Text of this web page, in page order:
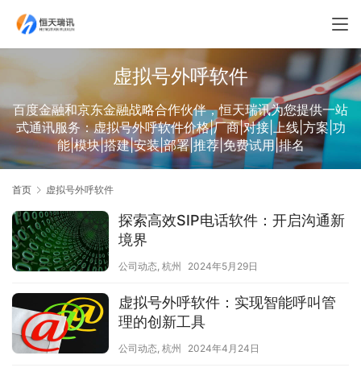
虚拟号外呼软件
百度金融和京东金融战略合作伙伴，恒天瑞讯为您提供一站
式通讯服务：虚拟号外呼软件价格|厂商|对接|上线|方案|功
能|模块|搭建|安装|部署|推荐|免费试用|排名
首页 虚拟号外呼软件
探索高效SIP电话软件：开启沟通新
境界
公司动态, 杭州 2024年5月29日
虚拟号外呼软件：实现智能呼叫管
理的创新工具
公司动态, 杭州 2024年4月24日